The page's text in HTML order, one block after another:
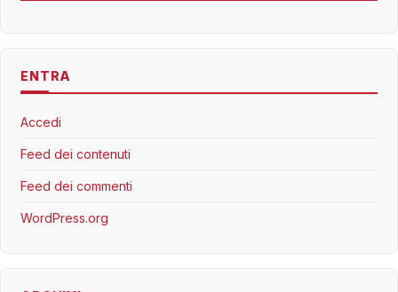
ENTRA
Accedi
Feed dei contenuti
Feed dei commenti
WordPress.org